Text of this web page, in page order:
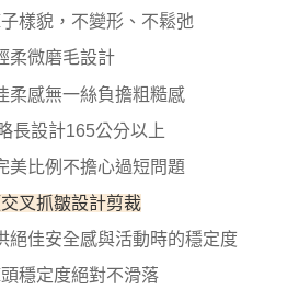
得法定代理人或監護人之同意方可使用
同意申辦者引起之損失，本公司不負相關責
時，將依據個別帳號之用戶狀況，依本公司即
停止該用戶之使用額度並採取法律行動。
樣貌，不變形、不鬆弛
柔微磨毛設計
柔感無一絲負擔粗糙感
長設計165公分以上
美比例不擔心過短問題
叉抓皺設計剪裁
絕佳安全感與活動時的穩定度
穩定度絕對不滑落